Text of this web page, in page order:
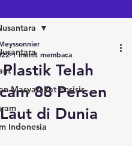
Masyarakat Pesisir
Indonesia
Telah
88 Persen
di Dunia
1 menit membaca